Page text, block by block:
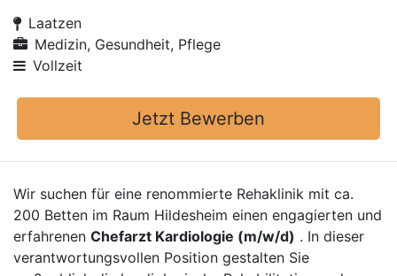
Laatzen
Medizin, Gesundheit, Pflege
Vollzeit
Jetzt Bewerben
Wir suchen für eine renommierte Rehaklinik mit ca.
200 Betten im Raum Hildesheim einen engagierten und
erfahrenen Chefarzt Kardiologie (m/w/d) . In dieser
verantwortungsvollen Position gestalten Sie